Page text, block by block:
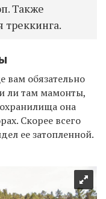
Также
вам обязательно
ли там мамонты,
она
Скорее всего
ее затопленной.